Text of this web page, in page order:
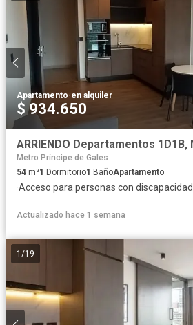
Apartamento·en alquiler
$ 934.650
Metro Príncipe de Gales
54 m²1 Dormitorio1 BañoApartamento
·Acceso para personas con discapacidad
Actualizado hace 1 semana
1 /19